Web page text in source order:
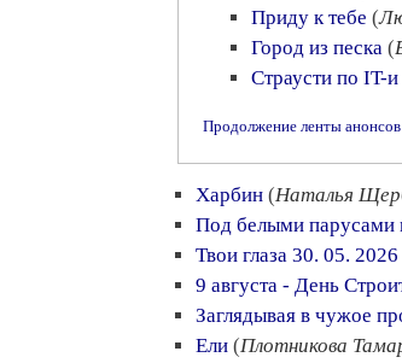
Приду к тебе (
Город из песка (
Страусти по IT-и
Продолжение ленты
Харбин (Наталья
Под белыми парусами
Твои глаза 30. 05. 2026
9 августа - День
Заглядывая в чужое
Ели (Плотникова